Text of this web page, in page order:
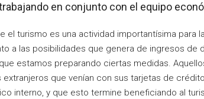
en conjunto con el equipo
el turismo es una actividad importantísima para
a las posibilidades que genera de ingresos de
estamos preparando ciertas medidas.
extranjeros que venían con sus tarjetas de
interno, y que esto termine beneficiando al